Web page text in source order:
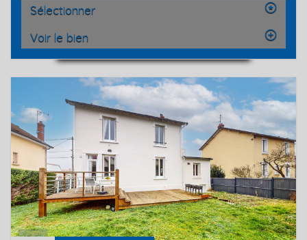
Sélectionner
Voir le bien